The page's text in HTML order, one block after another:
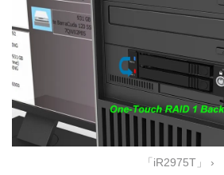
「iR2975T」 ›